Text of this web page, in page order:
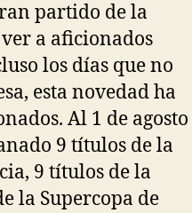
partido de la
a aficionados
los días que no
esta novedad ha
Al 1 de agosto
9 títulos de la
9 títulos de la
la Supercopa de